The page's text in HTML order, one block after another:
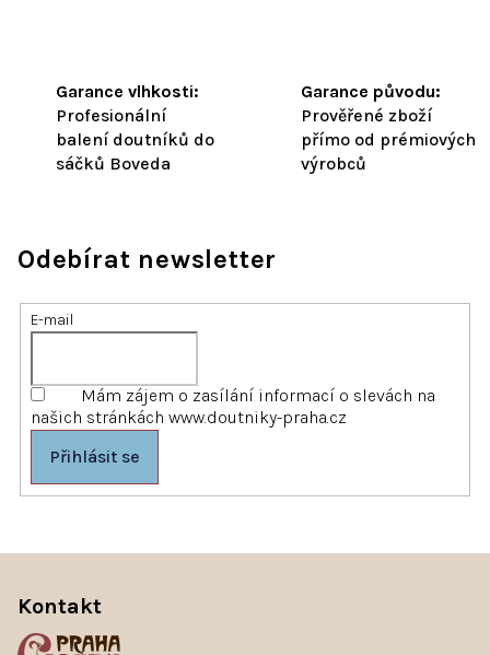
Garance vlhkosti:
Profesionální
balení doutníků do
sáčků Boveda
Garance původu:
Prověřené zboží
přímo od prémiových
výrobců
Odebírat newsletter
E-mail
Mám zájem o zasílání informací o slevách na
našich stránkách www.doutniky-praha.cz
Přihlásit se
Kontakt